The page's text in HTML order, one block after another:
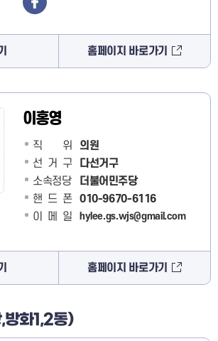
홈페이지 바로가기
이홍영
직 위의원
선거구
다선거구
소속정당
더불어민주당
핸드폰 010-9670-6116
이메일
hylee.gs.wjs@gmail.com
홈페이지 바로가기
방화1,2동)